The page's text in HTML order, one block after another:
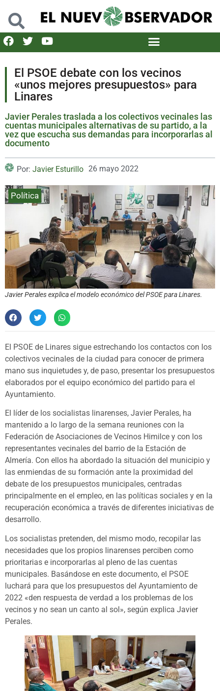
El PSOE debate con los vecinos
«unos mejores presupuestos» para
Linares
Javier Perales traslada a los colectivos vecinales las
cuentas municipales alternativas de su partido, a la
vez que escucha sus demandas para incorporarlas al
documento
Por: Javier Esturillo 26 mayo 2022
Política
Javier Perales explica el modelo económico del PSOE para Linares.
El PSOE de Linares sigue estrechando los contactos con los
colectivos vecinales de la ciudad para conocer de primera
mano sus inquietudes y, de paso, presentar los presupuestos
elaborados por el equipo económico del partido para el
Ayuntamiento.
El líder de los socialistas linarenses, Javier Perales, ha
mantenido a lo largo de la semana reuniones con la
Federación de Asociaciones de Vecinos Himilce y con los
representantes vecinales del barrio de la Estación de
Almería. Con ellos ha abordado la situación del municipio y
las enmiendas de su formación ante la proximidad del
debate de los presupuestos municipales, centradas
principalmente en el empleo, en las políticas sociales y en la
recuperación económica a través de diferentes iniciativas de
desarrollo.
Los socialistas pretenden, del mismo modo, recopilar las
necesidades que los propios linarenses perciben como
prioritarias e incorporarlas al pleno de las cuentas
municipales. Basándose en este documento, el PSOE
luchará para que los presupuestos del Ayuntamiento de
2022 «den respuesta de verdad a los problemas de los
vecinos y no sean un canto al sol», según explica Javier
Perales.